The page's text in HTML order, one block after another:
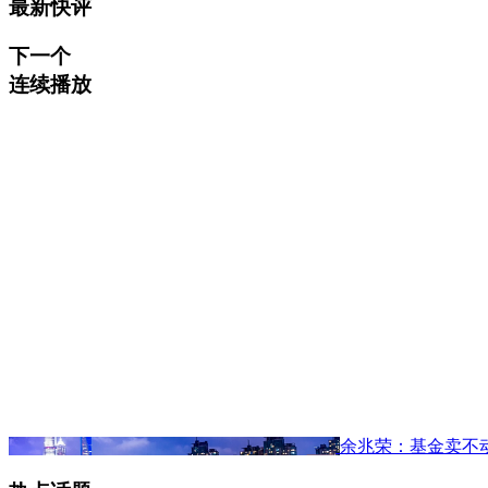
最新快评
下一个
连续播放
余兆荣：基金卖不